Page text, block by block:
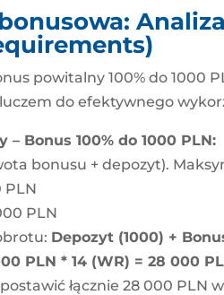
powitalny 100% do 1000
do efektywnego
– Bonus 100% do 1000 PLN:
bonusu + depozyt).
PLN
PLN
Depozyt (1000) +
PLN * 14 (WR) = 28 000
łącznie 28 000 PLN